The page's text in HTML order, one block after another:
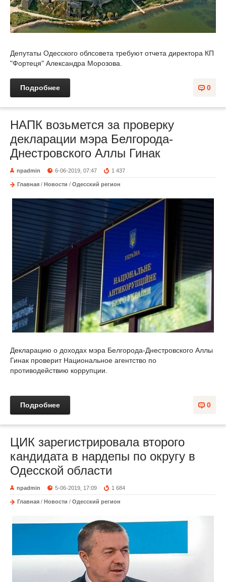
Депутаты Одесского облсовета требуют отчета директора КП
"Фортеця" Александра Морозова.
0
Подробнее
НАПК возьмется за проверку
декларации мэра Белгорода-
Днестровского Аллы Гинак
npadmin 6-06-2019, 07:47 1 437
Главная / Новости / Одесский регион
Декларацию о доходах мэра Белгорода-Днестровского Аллы
Гинак проверит Национальное агентство по
противодействию коррупции.
0
Подробнее
ЦИК зарегистрировала второго
кандидата в нардепы по округу в
Одесской области
npadmin 5-06-2019, 17:09 1 684
Главная / Новости / Одесский регион